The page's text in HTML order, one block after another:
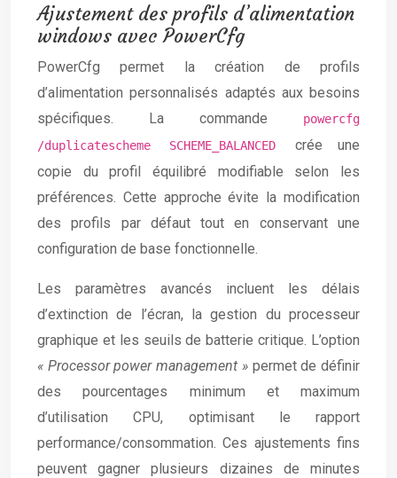
Ajustement des profils d’alimentation
windows avec PowerCfg
PowerCfg permet la création de profils
d’alimentation personnalisés adaptés aux besoins
spécifiques. La commande
powercfg
/duplicatescheme SCHEME_BALANCED crée une
copie du profil équilibré modifiable selon les
préférences. Cette approche évite la modification
des profils par défaut tout en conservant une
configuration de base fonctionnelle.
Les paramètres avancés incluent les délais
d’extinction de l’écran, la gestion du processeur
graphique et les seuils de batterie critique. L’option
« Processor power management » permet de définir
des pourcentages minimum et maximum
d’utilisation CPU, optimisant le rapport
performance/consommation. Ces ajustements fins
peuvent gagner plusieurs dizaines de minutes